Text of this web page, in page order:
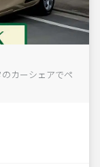
カーシェアでペ